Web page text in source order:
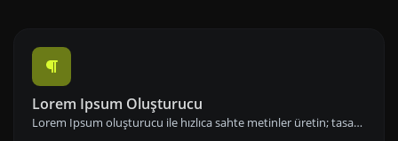
Lorem Ipsum Oluşturucu
Lorem Ipsum oluşturucu ile hızlıca sahte metinler üretin; tasarımlarınızda ve projelerinizde örnek içerik olarak kullanın.